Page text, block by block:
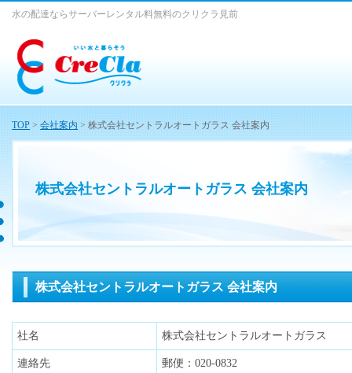
株式会社セントラルオートガラス 会社案内
水の配達ならサーバーレンタル料無料のクリクラ見前
株式会社セントラルオートガラス 会社案内
社名 株式会社セントラルオートガラス
連絡先
郵便：020-0832
TOP > 会社案内 > 株式会社セントラルオートガラス 会社案内